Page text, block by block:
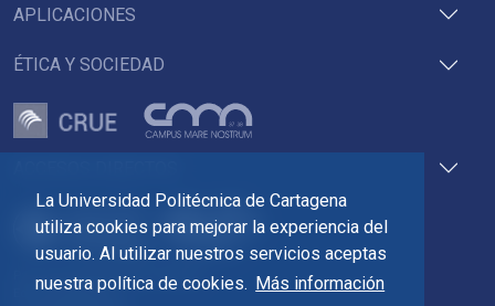
La Universidad Politécnica de Cartagena
utiliza cookies para mejorar la experiencia del
usuario. Al utilizar nuestros servicios aceptas
nuestra política de cookies. Más información
Pza. del Cronista Isidoro Valverde
Edif. La Milagrosa
APLICACIONES
ÉTICA Y SOCIEDAD